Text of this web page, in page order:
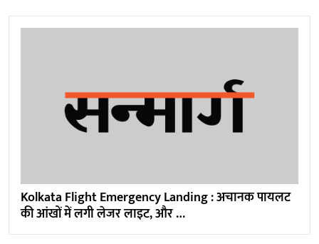
Kolkata Flight Emergency Landing : अचानक पायलट
की आंखों में लगी लेजर लाइट, और …